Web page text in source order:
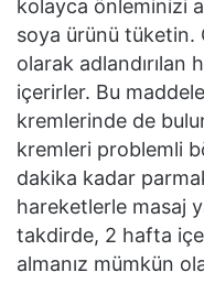
kolayca önleminizi
soya ürünü tüketin.
olarak adlandırılan
içerirler. Bu
kremlerinde de
kremleri problemli
dakika kadar
hareketlerle masaj
takdirde, 2 hafta
almanız mümkün